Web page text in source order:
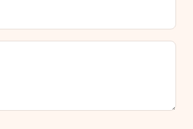
kan jeg vælge?
muligt at vælge en
du vil bestille, sendes enten som
levering. Vil du gerne vide
på? Kontakt venligst vores